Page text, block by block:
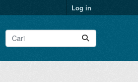
Log in